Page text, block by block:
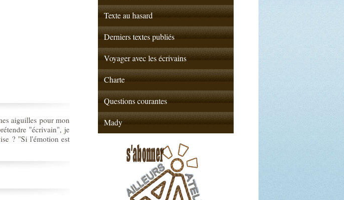
Texte au hasard
Derniers textes publiés
Voyager avec les écrivains
Charte
Questions courantes
Mady
aiguilles pour mon
"écrivain", je
? "Si l'émotion est